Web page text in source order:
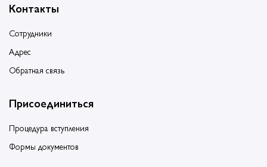
Контакты
Сотрудники
Адрес
Обратная связь
Присоединиться
Процедура вступления
Формы документов